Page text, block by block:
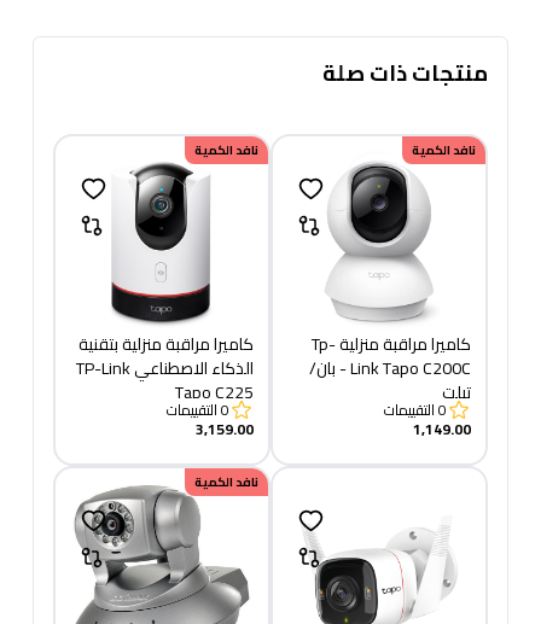
منتجات ذات صلة
نافد الكمية
كاميرا مراقبة منزلية Tp-
Link Tapo C200C - بان/
تيلت
0التقييمات
1,149.00
نافد الكمية
كاميرا مراقبة منزلية بتقنية
الذكاء الاصطناعي TP-Link
Tapo C225
0التقييمات
3,159.00
نافد الكمية